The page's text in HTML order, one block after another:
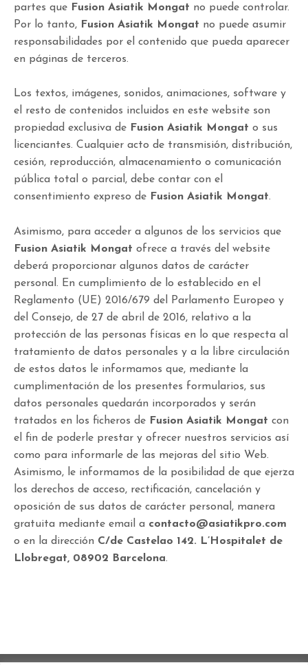
partes que Fusion Asiatik Mongat no puede controlar.
Por lo tanto, Fusion Asiatik Mongat no puede asumir
responsabilidades por el contenido que pueda aparecer
en páginas de terceros.
Los textos, imágenes, sonidos, animaciones, software y
el resto de contenidos incluidos en este website son
propiedad exclusiva de Fusion Asiatik Mongat o sus
licenciantes. Cualquier acto de transmisión, distribución,
cesión, reproducción, almacenamiento o comunicación
pública total o parcial, debe contar con el
consentimiento expreso de Fusion Asiatik Mongat.
Asimismo, para acceder a algunos de los servicios que
Fusion Asiatik Mongat ofrece a través del website
deberá proporcionar algunos datos de carácter
personal. En cumplimiento de lo establecido en el
Reglamento (UE) 2016/679 del Parlamento Europeo y
del Consejo, de 27 de abril de 2016, relativo a la
protección de las personas físicas en lo que respecta al
tratamiento de datos personales y a la libre circulación
de estos datos le informamos que, mediante la
cumplimentación de los presentes formularios, sus
datos personales quedarán incorporados y serán
tratados en los ficheros de Fusion Asiatik Mongat con
el fin de poderle prestar y ofrecer nuestros servicios así
como para informarle de las mejoras del sitio Web.
Asimismo, le informamos de la posibilidad de que ejerza
los derechos de acceso, rectificación, cancelación y
oposición de sus datos de carácter personal, manera
gratuita mediante email a contacto@asiatikpro.com
o en la dirección C/de Castelao 142. L’Hospitalet de
Llobregat, 08902 Barcelona.